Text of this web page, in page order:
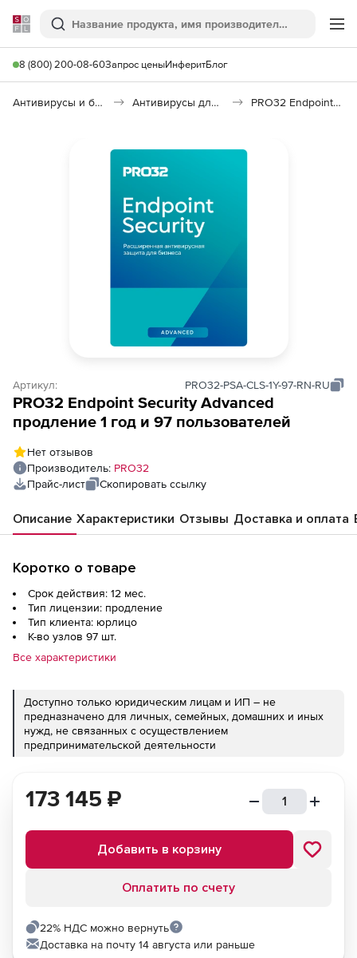
Softline
Поиск
8 (800) 200-08-60Запрос ценыИнферитБлог
Антивирусы и безопасность Антивирусы для организаций PRO32 Endpoint Security Advanced
Артикул: PRO32-PSA-CLS-1Y-97-RN-RU
PRO32 Endpoint Security Advanced
продление 1 год и 97 пользователей
Нет отзывов
Производитель: PRO32
Прайс-лист
Скопировать ссылку
Описание Характеристики Отзывы Доставка и оплата
Коротко о товаре
Срок действия: 12 мес.
Тип лицензии: продление
Тип клиента: юрлицо
К-во узлов 97 шт.
Все характеристики
Доступно только юридическим лицам и ИП – не
предназначено для личных, семейных, домашних и иных
нужд, не связанных с осуществлением
предпринимательской деятельности
173 145 ₽
Добавить в корзину
Оплатить по счету
22% НДС можно вернуть
Доставка на почту 14 августа или раньше